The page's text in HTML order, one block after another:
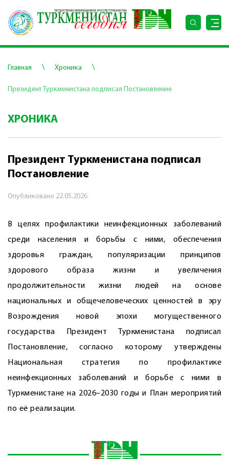
Главная \ Хроника \
Президент Туркменистана подписал Постановление
ХРОНИКА
Президент Туркменистана подписал
Постановление
Опубликовано 22.05.2026
В целях профилактики неинфекционных заболеваний
среди населения и борьбы с ними, обеспечения
здоровья граждан, популяризации принципов
здорового образа жизни и увеличения
продолжительности жизни людей на основе
национальных и общечеловеческих ценностей в эру
Возрождения новой эпохи могущественного
государства Президент Туркменистана подписал
Постановление, согласно которому утверждены
Национальная стратегия по профилактике
неинфекционных заболеваний и борьбе с ними в
Туркменистане на 2026–2030 годы и План мероприятий
по её реализации.